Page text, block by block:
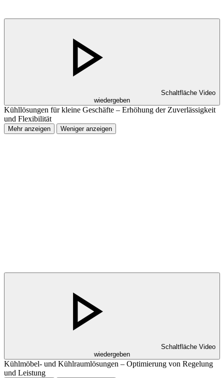
Schaltfläche Video
wiedergeben
Kühllösungen für kleine Geschäfte – Erhöhung der Zuverlässigkeit
und Flexibilität
Mehr anzeigen Weniger anzeigen
Schaltfläche Video
wiedergeben
Kühlmöbel- und Kühlraumlösungen – Optimierung von Regelung
und Leistung